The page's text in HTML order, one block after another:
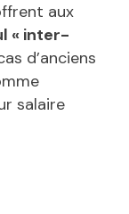
aux
« inter-
d’anciens
salaire